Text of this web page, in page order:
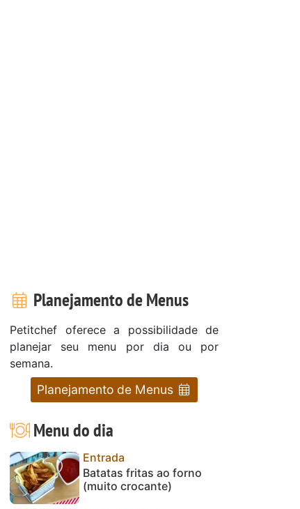
Planejamento de Menus
Petitchef oferece a possibilidade de
planejar seu menu por dia ou por
semana.
Planejamento de Menus
Menu do dia
Entrada
Batatas fritas ao forno
(muito crocante)